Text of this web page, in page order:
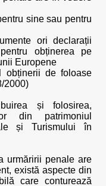
sine sau pentru
ori declarații
obținerea pe
Europene
obținerii de foloase
2000)
și folosirea,
din patrimoniul
și Turismului în
urmăririi penale are
există aspecte din
care conturează